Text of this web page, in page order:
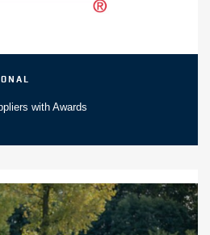
with Awards